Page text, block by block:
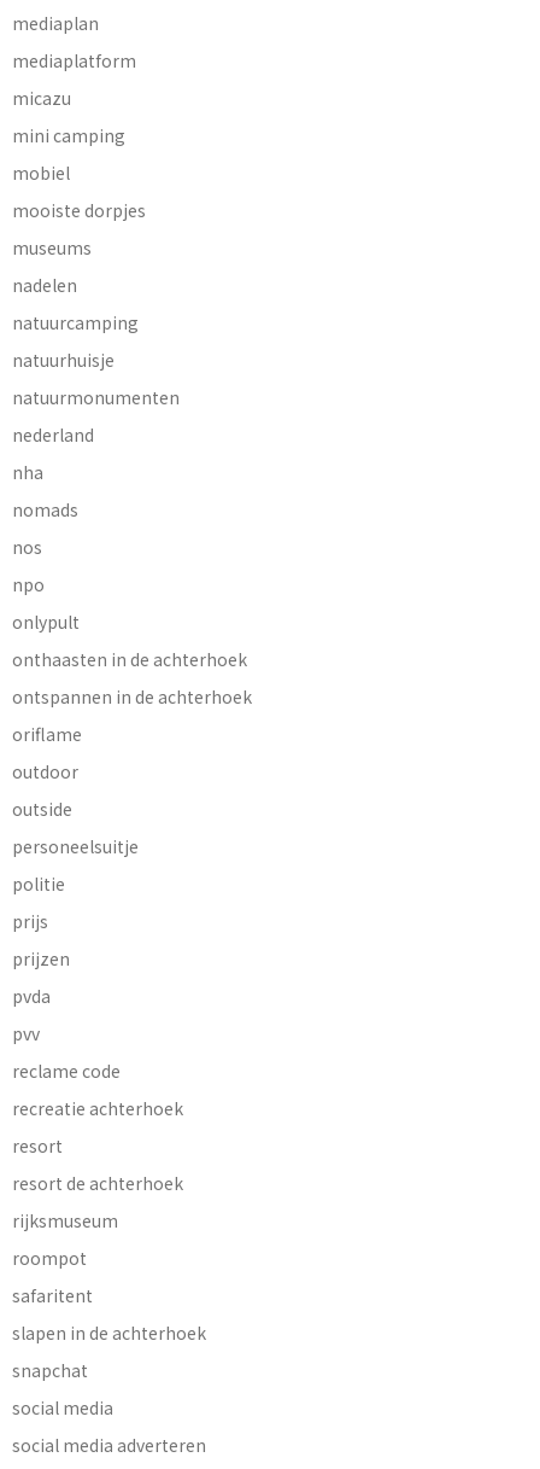
mediaplan
mediaplatform
micazu
mini camping
mobiel
mooiste dorpjes
museums
nadelen
natuurcamping
natuurhuisje
natuurmonumenten
nederland
nha
nomads
nos
npo
onlypult
onthaasten in de achterhoek
ontspannen in de achterhoek
oriflame
outdoor
outside
personeelsuitje
politie
prijs
prijzen
pvda
pvv
reclame code
recreatie achterhoek
resort
resort de achterhoek
rijksmuseum
roompot
safaritent
slapen in de achterhoek
snapchat
social media
social media adverteren